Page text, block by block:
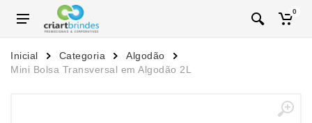
0
Inicial Categoria
Algodão
Mini Bolsa Transversal em Algodão 2L